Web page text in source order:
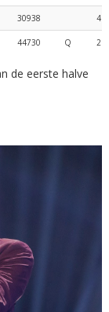
30938 4
44730 Q 2
de eerste halve